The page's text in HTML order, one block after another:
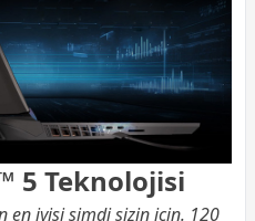
5 Teknolojisi
en iyisi şimdi sizin için. 120